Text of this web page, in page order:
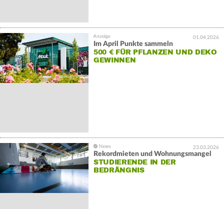
01.04.2026
Im April Punkte sammeln
500 € FÜR PFLANZEN UND DEKO
GEWINNEN
23.03.2026
Rekordmieten und Wohnungsmangel
STUDIERENDE IN DER
BEDRÄNGNIS